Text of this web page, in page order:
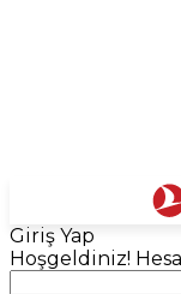
Giriş Yap
Hoşgeldiniz!